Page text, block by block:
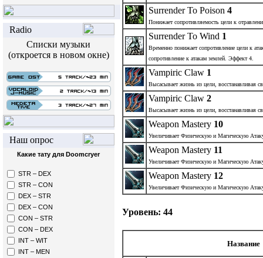
Radio
Списки музыки
(откроется в новом окне)
Наш опрос
Какие тату для Doomcryer
STR – DEX
STR – CON
DEX – STR
DEX – CON
CON – STR
CON – DEX
INT – WIT
INT – MEN
Surrender To Poison 4
Понижает сопротивляемость цели к
Surrender To Wind 1
Временно понижает сопротивление цели к
сопротивление к атакам землей. Эффект 4.
Vampiric Claw 1
Высасывает жизнь из цели, восстанавливая
Vampiric Claw 2
Высасывает жизнь из цели, восстанавливая
Weapon Mastery 10
Увеличивает Физическую и Магическую
Weapon Mastery 11
Увеличивает Физическую и Магическую
Weapon Mastery 12
Увеличивает Физическую и Магическую
Уровень: 44
Название